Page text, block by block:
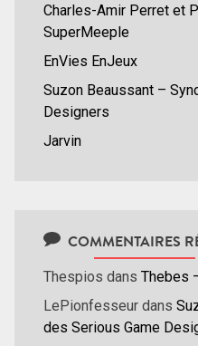
Charles-Amir Perret et
SuperMeeple
EnVies EnJeux
Suzon Beaussant –
Designers
Jarvin
COMMENTAIRES
Thespios dans Thebes
LePionfesseur dans
des Serious Game